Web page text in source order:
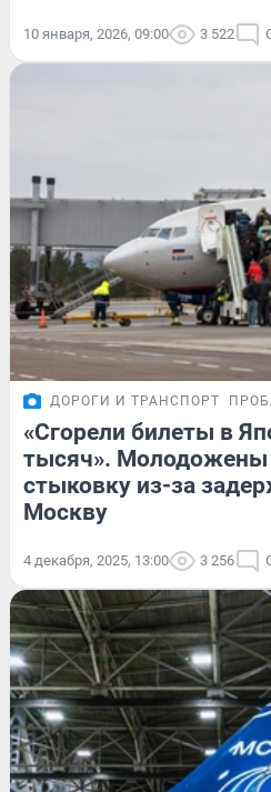
10 января, 2026, 09:00 3 522
ДОРОГИ И ТРАНСПОРТ
«Сгорели билеты в
тысяч». Молодожены
стыковку из-за
Москву
4 декабря, 2025, 13:00 3 256